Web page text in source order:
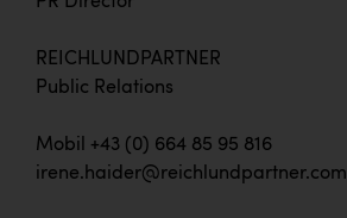
REICHLUNDPARTNER
Public Relations
Mobil +43 (0) 664 85 95 816
irene.haider@reichlundpartner.com